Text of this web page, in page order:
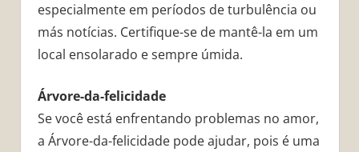
especialmente em períodos de turbulência ou
más notícias. Certifique-se de mantê-la em um
local ensolarado e sempre úmida.
Árvore-da-felicidade
Se você está enfrentando problemas no amor,
a Árvore-da-felicidade pode ajudar, pois é uma